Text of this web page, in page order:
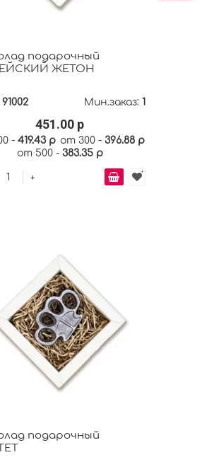
подарочный
ЖЕТОН
91002 Мин.заказ: 1
451.00 р
- 419.43 р от 300 - 396.88 р
от 500 - 383.35 р
+
подарочный